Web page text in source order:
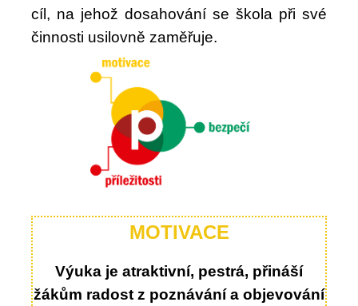
cíl, na jehož dosahování se škola při své
činnosti usilovně zaměřuje.
MOTIVACE
Výuka je atraktivní, pestrá, přináší
žákům radost z poznávání a objevování